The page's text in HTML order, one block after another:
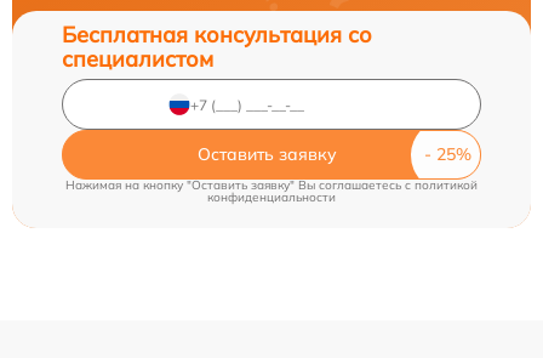
Бесплатная консультация со
специалистом
Оставить заявку
Нажимая на кнопку "Оставить заявку" Вы соглашаетесь c политикой
конфиденциальности